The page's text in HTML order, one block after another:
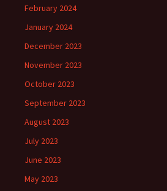
February 2024
January 2024
December 2023
November 2023
October 2023
September 2023
August 2023
July 2023
June 2023
May 2023